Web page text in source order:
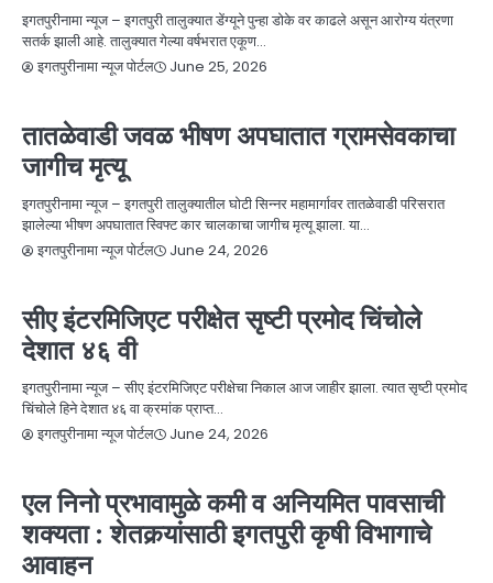
इगतपुरीनामा न्यूज – इगतपुरी तालुक्यात डेंग्यूने पुन्हा डोके वर काढले असून आरोग्य यंत्रणा
सतर्क झाली आहे. तालुक्यात गेल्या वर्षभरात एकूण…
इगतपुरीनामा न्यूज पोर्टल
June 25, 2026
तातळेवाडी जवळ भीषण अपघातात ग्रामसेवकाचा
जागीच मृत्यू
इगतपुरीनामा न्यूज – इगतपुरी तालुक्यातील घोटी सिन्नर महामार्गावर तातळेवाडी परिसरात
झालेल्या भीषण अपघातात स्विफ्ट कार चालकाचा जागीच मृत्यू झाला. या…
इगतपुरीनामा न्यूज पोर्टल
June 24, 2026
सीए इंटरमिजिएट परीक्षेत सृष्टी प्रमोद चिंचोले
देशात ४६ वी
इगतपुरीनामा न्यूज – सीए इंटरमिजिएट परीक्षेचा निकाल आज जाहीर झाला. त्यात सृष्टी प्रमोद
चिंचोले हिने देशात ४६ वा क्रमांक प्राप्त…
इगतपुरीनामा न्यूज पोर्टल
June 24, 2026
एल निनो प्रभावामुळे कमी व अनियमित पावसाची
शक्यता : शेतकर्‍यांसाठी इगतपुरी कृषी विभागाचे
आवाहन